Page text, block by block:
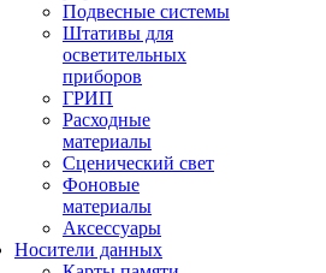
Подвесные системы
Штативы для
осветительных
приборов
ГРИП
Расходные
материалы
Сценический свет
Фоновые
материалы
Аксессуары
Носители данных